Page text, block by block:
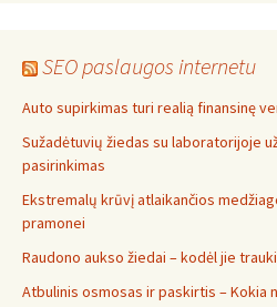
SEO paslaugos internetu
Auto supirkimas turi realią finansinę
Sužadėtuvių žiedas su laboratorijoje
pasirinkimas
Ekstremalų krūvį atlaikančios
pramonei
Raudono aukso žiedai – kodėl jie
Atbulinis osmosas ir paskirtis – Kokia